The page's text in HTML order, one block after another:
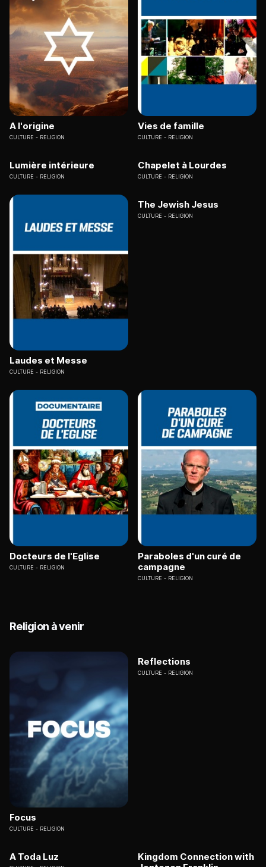
A l'origine
CULTURE RELIGION
Vies de famille
CULTURE RELIGION
Lumière intérieure
CULTURE RELIGION
Chapelet à Lourdes
CULTURE RELIGION
Laudes et Messe
CULTURE RELIGION
The Jewish Jesus
CULTURE RELIGION
Docteurs de l'Eglise
CULTURE RELIGION
Paraboles d'un curé de
campagne
CULTURE RELIGION
Religion à venir
Focus
CULTURE RELIGION
Reflections
CULTURE RELIGION
A Toda Luz
Kingdom Connection with